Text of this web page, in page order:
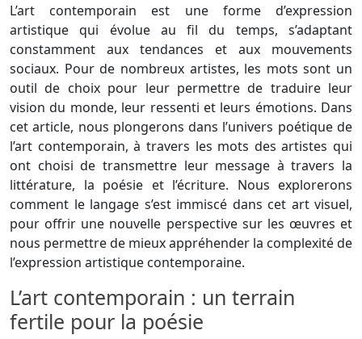
L’art contemporain est une forme d’expression
artistique qui évolue au fil du temps, s’adaptant
constamment aux tendances et aux mouvements
sociaux. Pour de nombreux artistes, les mots sont un
outil de choix pour leur permettre de traduire leur
vision du monde, leur ressenti et leurs émotions. Dans
cet article, nous plongerons dans l’univers poétique de
l’art contemporain, à travers les mots des artistes qui
ont choisi de transmettre leur message à travers la
littérature, la poésie et l’écriture. Nous explorerons
comment le langage s’est immiscé dans cet art visuel,
pour offrir une nouvelle perspective sur les œuvres et
nous permettre de mieux appréhender la complexité de
l’expression artistique contemporaine.
L’art contemporain : un terrain
fertile pour la poésie